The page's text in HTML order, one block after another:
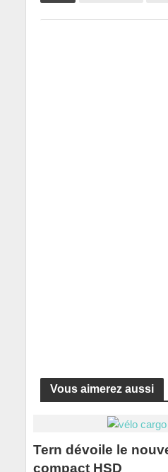
Vous aimerez aussi
Tern dévoile le
compact HSD